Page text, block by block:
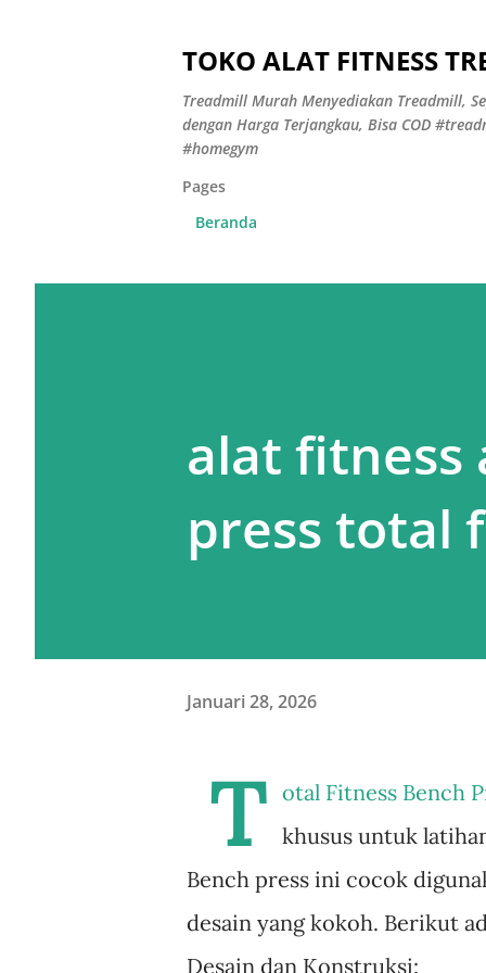
TOKO ALAT FITNESS
Treadmill Murah Menyediakan Treadmill,
dengan Harga Terjangkau, Bisa COD
#homegym
Pages
Beranda
alat fitness
press total
Januari 28, 2026
T
otal Fitness Bench
khusus untuk
Bench press ini cocok
desain yang kokoh. Berikut
Desain dan Konstruksi: